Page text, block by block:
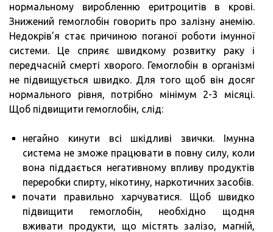
нормальному виробленню еритроцитів в крові.
Знижений гемоглобін говорить про залізну анемію.
Недокрів’я стає причиною поганої роботи імунної
системи. Це сприяє швидкому розвитку раку і
передчасній смерті хворого. Гемоглобін в організмі
не підвищується швидко. Для того щоб він досяг
нормального рівня, потрібно мінімум 2-3 місяці.
Щоб підвищити гемоглобін, слід:
негайно кинути всі шкідливі звички. Імунна
система не зможе працювати в повну силу, коли
вона піддається негативному впливу продуктів
переробки спирту, нікотину, наркотичних засобів.
почати правильно харчуватися. Щоб швидко
підвищити гемоглобін, необхідно щодня
вживати продукти, що містять залізо, магній,